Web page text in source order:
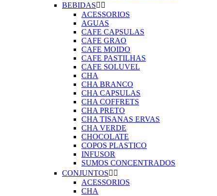
BEBIDAS 
ACESSORIOS
AGUAS
CAFE CAPSULAS
CAFE GRAO
CAFE MOIDO
CAFE PASTILHAS
CAFE SOLUVEL
CHA
CHA BRANCO
CHA CAPSULAS
CHA COFFRETS
CHA PRETO
CHA TISANAS ERVAS
CHA VERDE
CHOCOLATE
COPOS PLASTICO
INFUSOR
SUMOS CONCENTRADOS
CONJUNTOS 
ACESSORIOS
CHA